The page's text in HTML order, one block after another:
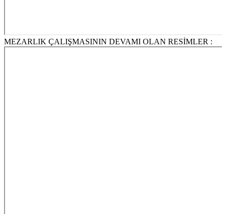
MEZARLIK ÇALIŞMASININ DEVAMI OLAN RESİMLER :